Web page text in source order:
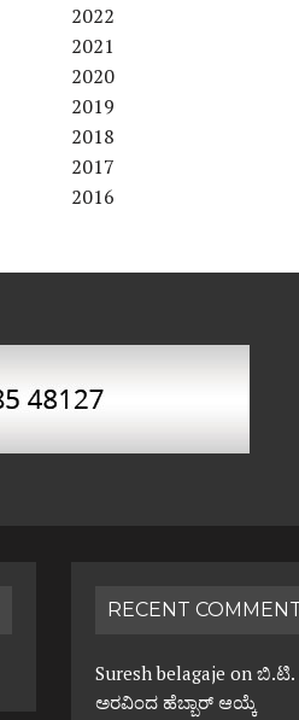
2022
2021
2020
2019
2018
2017
2016
RECENT
Suresh belagaje onಬಿ.ಟಿ.
ಅರವಿಂದ ಹೆಬ್ಬಾರ್ ಆಯ್ಕೆ